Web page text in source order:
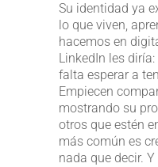
Su identidad ya
lo que viven,
hacemos en
LinkedIn les
falta esperar a
Empiecen
mostrando su
otros que estén
más común es
nada que decir.